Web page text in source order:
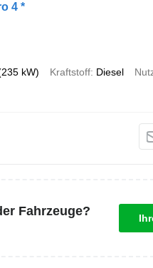
4 *
kW) Kraftstoff Diesel
Fahrzeuge?